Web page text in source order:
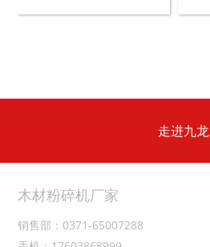
走进九龙
木材粉碎机厂家
销售部：0371-65007288